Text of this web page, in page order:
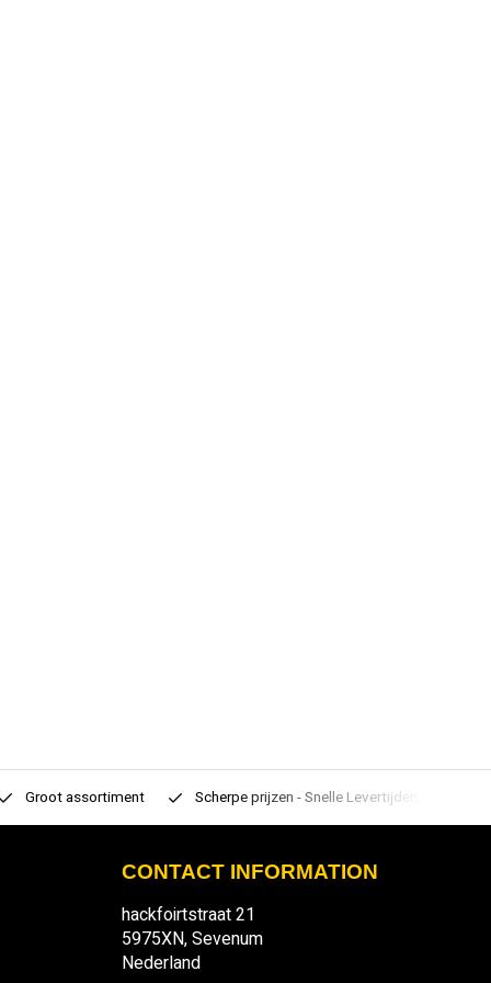
Groot assortiment Scherpe prijzen - Snelle Levertijden
CONTACT INFORMATION
hackfoirtstraat 21
5975XN, Sevenum
Nederland